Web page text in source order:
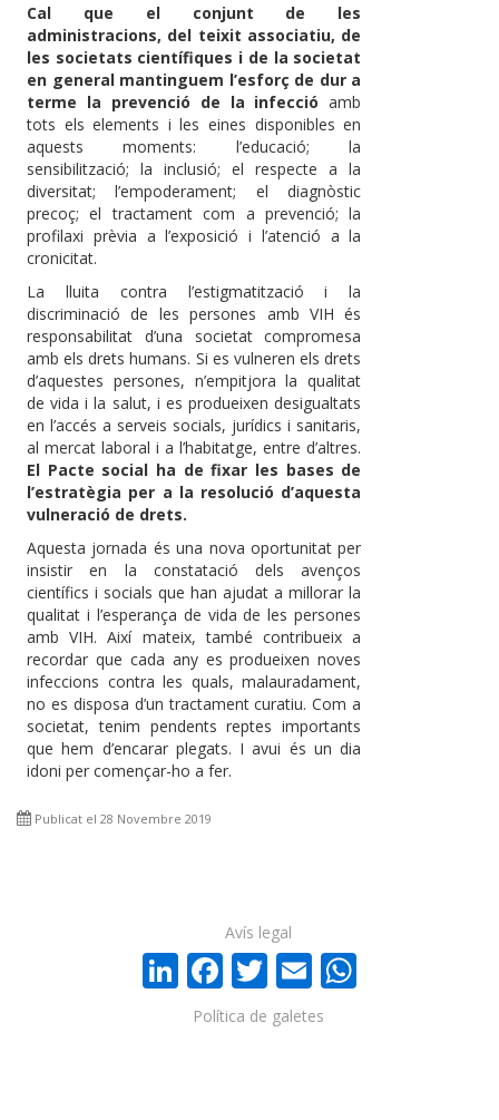
Cal que el conjunt de les
administracions, del teixit associatiu, de
les societats científiques i de la societat
en general mantinguem l’esforç de dur a
terme la prevenció de la infeccióamb
tots els elements i les eines disponibles en
aquests moments: l’educació; la
sensibilització; la inclusió; el respecte a la
diversitat; l’empoderament; el diagnòstic
precoç; el tractament com a prevenció; la
profilaxi prèvia a l’exposició i l’atenció a la
cronicitat.
La lluita contra l’estigmatització i la
discriminació de les persones amb VIH és
responsabilitat d’una societat compromesa
amb els drets humans. Si es vulneren els drets
d’aquestes persones, n’empitjora la qualitat
de vida i la salut, i es produeixen desigualtats
en l’accés a serveis socials, jurídics i sanitaris,
al mercat laboral i a l’habitatge, entre d’altres.
El Pacte social ha de fixar les bases de
l’estratègia per a la resolució d’aquesta
vulneració de drets.
Aquesta jornada és una nova oportunitat per
insistir en la constatació dels avenços
científics i socials que han ajudat a millorar la
qualitat i l’esperança de vida de les persones
amb VIH. Així mateix, també contribueix a
recordar que cada any es produeixen noves
infeccions contra les quals, malauradament,
no es disposa d’un tractament curatiu. Com a
societat, tenim pendents reptes importants
que hem d’encarar plegats. I avui és un dia
idoni per començar-ho a fer.
Publicat el 28 Novembre 2019
LinkedIn
Facebook
Twitter
Email
Política de galetes
Avís legal